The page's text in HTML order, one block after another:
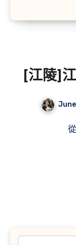
[江陵]
June